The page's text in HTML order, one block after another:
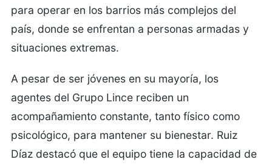
para operar en los barrios más complejos del
país, donde se enfrentan a personas armadas y
situaciones extremas.
A pesar de ser jóvenes en su mayoría, los
agentes del Grupo Lince reciben un
acompañamiento constante, tanto físico como
psicológico, para mantener su bienestar. Ruiz
Díaz destacó que el equipo tiene la capacidad de